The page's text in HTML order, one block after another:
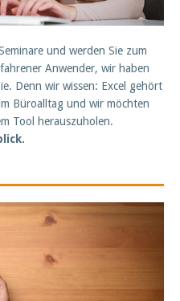
und werden Sie zum
Anwender, wir haben
Denn wir wissen: Excel gehört
Büroalltag und wir möchten
Tool herauszuholen.